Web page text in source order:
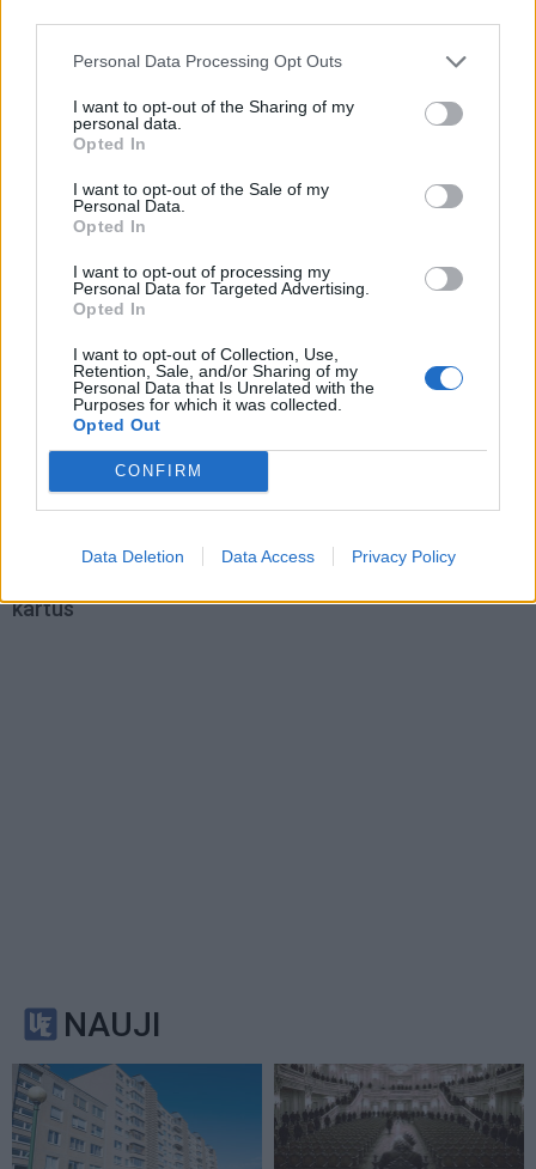
Personal Data Processing Opt Outs
I want to opt-out of the Sharing of my
personal data.
Opted In
I want to opt-out of the Sale of my
Personal Data.
Opted In
I want to opt-out of processing my
Personal Data for Targeted Advertising.
Opted In
I want to opt-out of Collection, Use,
Retention, Sale, and/or Sharing of my
Personal Data that Is Unrelated with the
Purposes for which it was collected.
Opted Out
CONFIRM
Data Deletion Data Access Privacy Policy
Čmilytė-Nielsen
neatmeta idėjos
prezidentus(28)
Ugniagesiai dėl audros
50 kartų
Lietuva
nuverstų medžių į
kartus
talžė audra, nuvirtę
NAUJI